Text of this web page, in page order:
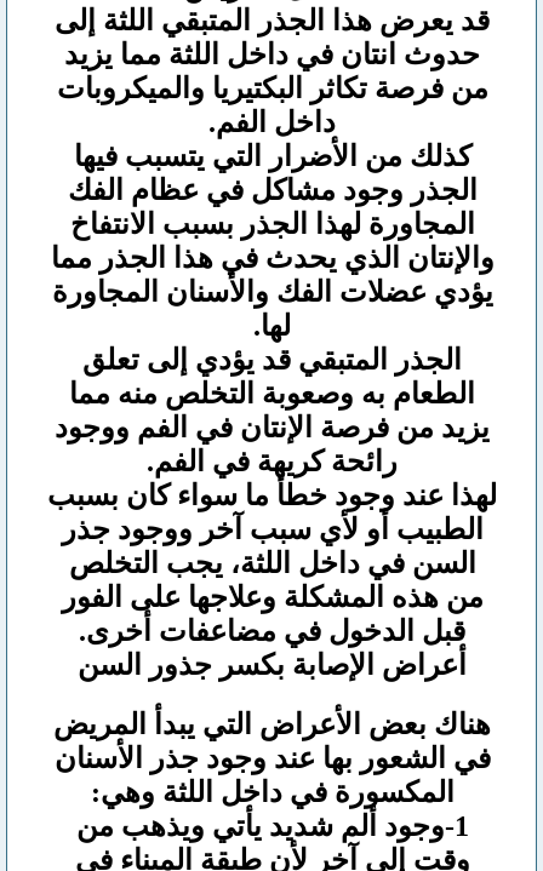
قد يعرض هذا الجذر المتبقي اللثة إلى
حدوث انتان في داخل اللثة مما يزيد
من فرصة تكاثر البكتيريا والميكروبات
داخل الفم.
كذلك من الأضرار التي يتسبب فيها
الجذر وجود مشاكل في عظام الفك
المجاورة لهذا الجذر بسبب الانتفاخ
والإنتان الذي يحدث في هذا الجذر مما
يؤدي عضلات الفك والأسنان المجاورة
لها.
الجذر المتبقي قد يؤدي إلى تعلق
الطعام به وصعوبة التخلص منه مما
يزيد من فرصة الإنتان في الفم ووجود
رائحة كريهة في الفم.
لهذا عند وجود خطأ ما سواء كان بسبب
الطبيب أو لأي سبب آخر ووجود جذر
السن في داخل اللثة، يجب التخلص
من هذه المشكلة وعلاجها على الفور
قبل الدخول في مضاعفات أخرى.
أعراض الإصابة بكسر جذور السن
هناك بعض الأعراض التي يبدأ المريض
في الشعور بها عند وجود جذر الأسنان
المكسورة في داخل اللثة وهي:
1-وجود ألم شديد يأتي ويذهب من
وقت إلى آخر لأن طبقة الميناء في